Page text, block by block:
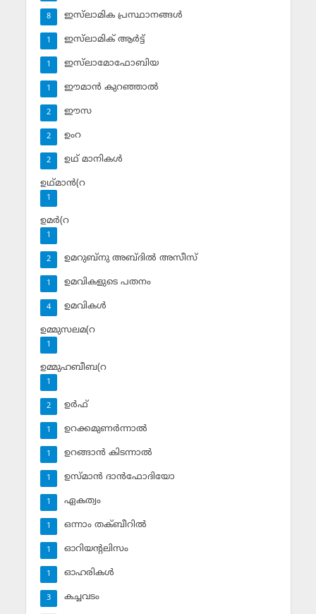
ഇസ്‌ലാമിക പ്രസ്ഥാനങ്ങള്‍
8
ഇസ്‌ലാമിക് ആര്‍ട്ട്
1
ഇസ്‌ലാമോഫോബിയ
1
ഈമാന്‍ കുറഞ്ഞാല്‍
1
ഈസ
2
ഉംറ
2
ഉഥ് മാനികള്‍
2
ഉഥ്മാന്‍(റ
1
ഉമര്‍(റ
1
ഉമറുബ്‌നു അബ്ദില്‍ അസീസ്‌
2
ഉമവികളുടെ പതനം
1
ഉമവികള്‍
4
ഉമ്മുസലമ(റ
1
ഉമ്മുഹബീബ(റ
1
ഉര്‍ഫ്
2
ഉറക്കമുണര്‍ന്നാല്‍
1
ഉറങ്ങാന്‍ കിടന്നാല്‍
1
ഉസ്മാന്‍ ദാന്‍ഫോദിയോ
1
ഏകത്വം
1
ഒന്നാം തക്ബീറില്‍
1
ഓറിയന്റലിസം
1
ഓഹരികള്‍
1
കച്ചവടം
3